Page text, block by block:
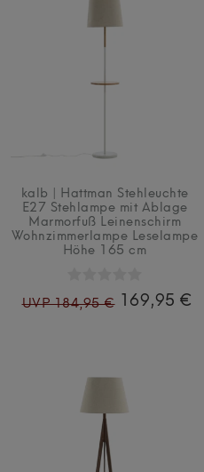
kalb | Hattman Stehleuchte
E27 Stehlampe mit Ablage
Marmorfuß Leinenschirm
Wohnzimmerlampe Leselampe
Höhe 165 cm
UVP 184,95 € 169,95 €